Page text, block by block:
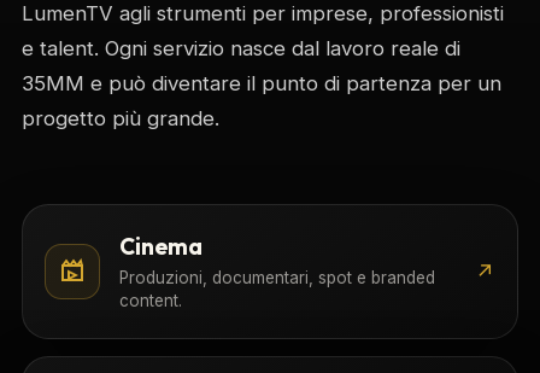
LumenTV agli strumenti per imprese, professionisti
e talent. Ogni servizio nasce dal lavoro reale di
35MM e può diventare il punto di partenza per un
progetto più grande.
Cinema
Produzioni, documentari, spot e branded
content.
↗